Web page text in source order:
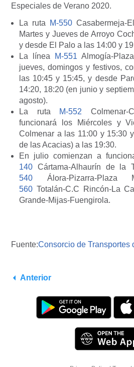
Especiales de Verano 2020.
La ruta
M-550Casabermeja-
Martes y Jueves de Arroyo
y desde El Palo a las 14:00 y
La línea
M-551 Almogía-
jueves, domingos y festivos,
las 10:45 y 15:45, y desde
14:20, 18:20 (en junio y
agosto).
La ruta
M-552 Colmenar-
funcionará los Miércoles y
Colmenar a las 11:00 y 15:30
de las Acacias) a las 19:30.
En julio comienzan a
140 Cártama-Alhaurín de la
540 Álora-Pizarra-Plaza
560 Totalán-C.C Rincón-La
Grande-Mijas-Fuengirola.
Fuente:Consorcio de Transportes
Anterior